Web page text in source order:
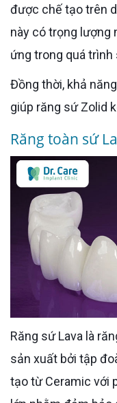
được chế tạo trên
này có trọng lượng
ứng trong quá trình
Đồng thời, khả năng chống ăn mòn, mài mòn khá cao
giúp răng sứ Zolid
Răng toàn sứ
Răng sứ Lava là răng sứ có nguồn gốc từ Mỹ, được
sản xuất bởi tập
tạo từ Ceramic với